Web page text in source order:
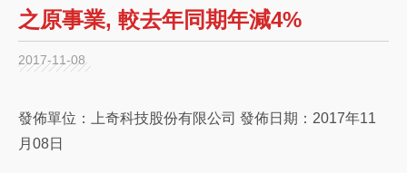
之原事業, 較去年同期年減4%
2017-11-08
發佈單位：上奇科技股份有限公司 發佈日期：2017年11
月08日